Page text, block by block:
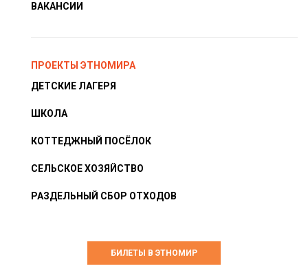
ВАКАНСИИ
ПРОЕКТЫ ЭТНОМИРА
ДЕТСКИЕ ЛАГЕРЯ
ШКОЛА
КОТТЕДЖНЫЙ ПОСЁЛОК
СЕЛЬСКОЕ ХОЗЯЙСТВО
РАЗДЕЛЬНЫЙ СБОР ОТХОДОВ
БИЛЕТЫ В ЭТНОМИР